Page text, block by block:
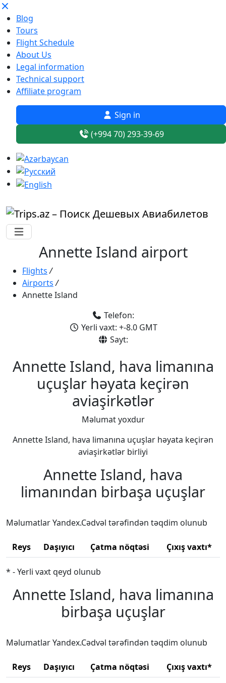
Blog
Tours
Flight Schedule
About Us
Legal information
Technical support
Affiliate program
Sign in
(+994 70) 293-39-69
Annette Island airport
Flights /
Airports /
Annette Island
Telefon:
Yerli vaxt: +-8.0 GMT
Sayt:
Annette Island, hava limanına
uçuşlar həyata keçirən
aviaşirkətlər
Məlumat yoxdur
Annette Island, hava limanına uçuşlar həyata keçirən
aviaşirkətlər birliyi
Annette Island, hava
limanından birbaşa uçuşlar
Məlumatlar Yandex.Cədvəl tərəfindən təqdim olunub
Reys Daşıyıcı Çatma nöqtəsi Çıxış vaxtı*
* - Yerli vaxt qeyd olunub
Annette Island, hava limanına
birbaşa uçuşlar
Məlumatlar Yandex.Cədvəl tərəfindən təqdim olunub
Reys Daşıyıcı Çatma nöqtəsi Çıxış vaxtı*